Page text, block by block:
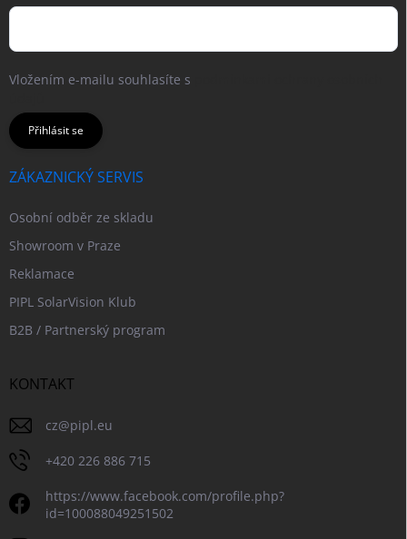
Vložením e-mailu souhlasíte s
Přihlásit se
ZÁKAZNICKÝ SERVIS
Osobní odběr ze skladu
Showroom v Praze
Reklamace
PIPL SolarVision Klub
B2B / Partnerský program
KONTAKT
cz@pipl.eu
+420 226 886 715
https://www.facebook.com/profile.php?
id=100088049251502